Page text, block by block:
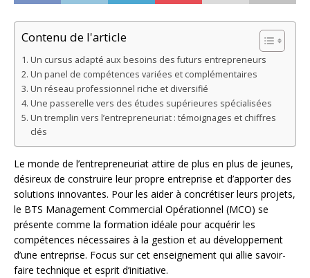
Contenu de l'article
Un cursus adapté aux besoins des futurs entrepreneurs
Un panel de compétences variées et complémentaires
Un réseau professionnel riche et diversifié
Une passerelle vers des études supérieures spécialisées
Un tremplin vers l’entrepreneuriat : témoignages et chiffres
clés
Le monde de l’entrepreneuriat attire de plus en plus de jeunes,
désireux de construire leur propre entreprise et d’apporter des
solutions innovantes. Pour les aider à concrétiser leurs projets,
le BTS Management Commercial Opérationnel (MCO) se
présente comme la formation idéale pour acquérir les
compétences nécessaires à la gestion et au développement
d’une entreprise. Focus sur cet enseignement qui allie savoir-
faire technique et esprit d’initiative.